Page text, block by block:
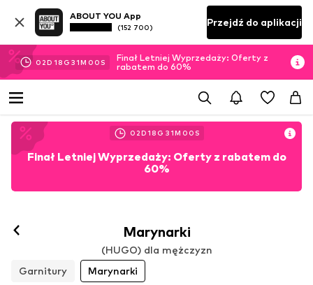
ABOUT YOU App
(152 700) Przejdź do aplikacji
02D 18 G 30M 59 S
Finał Letniej Wyprzedaży: Oferty z
rabatem do 60%
02D18 G 30M 59S
Finał Letniej Wyprzedaży: Oferty z rabatem do
60%
Marynarki
(HUGO) dla mężczyzn
Garnitury
Marynarki